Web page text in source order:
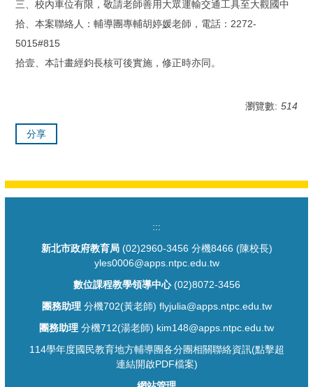
三、校內車位有限，敬請老師善用大眾運輸交通工具至大觀國中
拾、本案聯絡人：輔導團專輔胡婷媛老師，電話：2272-
5015#815
拾壹、本計畫經鈞長核可後實施，修正時亦同。
瀏覽數: 514
分享
:::
新北市政府教育局(02)2960-3456 分機8466 (陳校長)
yles0006@apps.ntpc.edu.tw
數位課程教學領導中心(02)8072-3456
團務助理分機702(黃老師) flyjulia@apps.ntpc.edu.tw
團務助理 分機712(湯老師) kim148@apps.ntpc.edu.tw
114學年度國民教育地方輔導團各分團相關聯絡資訊(點擊超
連結開啟PDF檔案)